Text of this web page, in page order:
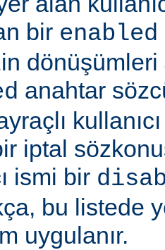
bir enabled
dönüşümleri
anahtar
iptal
ismi bir
bu listede
uygulanır.